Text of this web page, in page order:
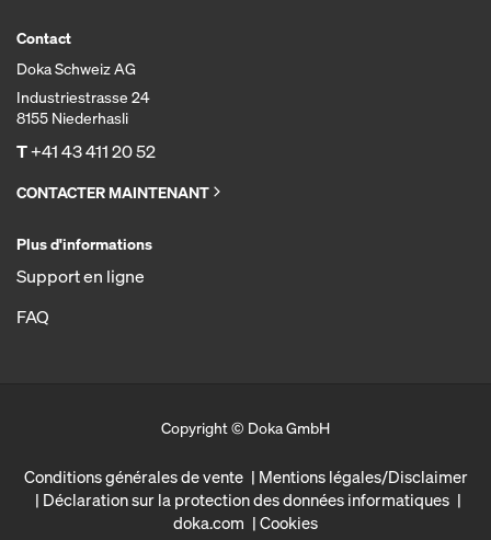
Contact
Doka Schweiz AG
Industriestrasse 24
8155 Niederhasli
T+41 43 411 20 52
CONTACTER MAINTENANT
Plus d'informations
Support en ligne
FAQ
Copyright © Doka GmbH
Conditions générales de vente
Mentions légales/Disclaimer
Déclaration sur la protection des données informatiques
doka.com
Cookies